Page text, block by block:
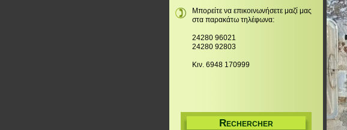
Μπορείτε να επικοινωνήσετε μαζί μας
στα παρακάτω τηλέφωνα:
24280 96021
24280 92803
Κιν. 6948 170999
RECHERCHER